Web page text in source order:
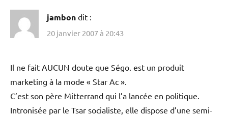
jambon dit :
20 janvier 2007 à 20:43
Il ne fait AUCUN doute que Ségo. est un produit
marketing à la mode « Star Ac ».
C’est son père Mitterrand qui l’a lancée en politique.
Intronisée par le Tsar socialiste, elle dispose d’une semi-